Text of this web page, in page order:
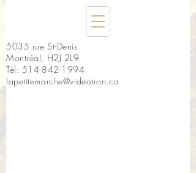
5035 rue St-Denis
Montréal, H2J 2L9
Tél: 514-842-1994
lapetitemarche@videotron.ca